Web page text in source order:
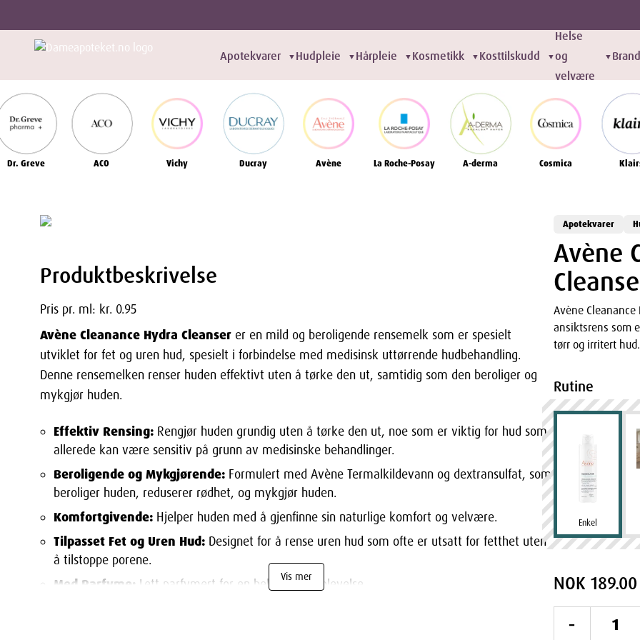
Apotekvarer ▼ Hudpleie ▼ Hårpleie ▼ Kosmetikk ▼ Kosttilskudd ▼
Helse
og
velvære
▼
Dr. Greve ACO Vichy Ducray Avène La Roche-Posay A-derma Cosmica
Produktbeskrivelse
Pris pr. ml: kr. 0.95
Avène Cleanance Hydra Cleanser er en mild og beroligende rensemelk som er spesielt
utviklet for fet og uren hud, spesielt i forbindelse med medisinsk uttørrende hudbehandling.
Denne rensemelken renser huden effektivt uten å tørke den ut, samtidig som den beroliger og
mykgjør huden.
Effektiv Rensing: Rengjør huden grundig uten å tørke den ut, noe som er viktig for hud som
allerede kan være sensitiv på grunn av medisinske behandlinger.
Beroligende og Mykgjørende: Formulert med Avène Termalkildevann og dextransulfat, som
beroliger huden, reduserer rødhet, og mykgjør huden.
Komfortgivende: Hjelper huden med å gjenfinne sin naturlige komfort og velvære.
Tilpasset Fet og Uren Hud: Designet for å rense uren hud som ofte er utsatt for fetthet uten
å tilstoppe porene.
Med Parfyme: Lett parfymert for en behagelig opplevelse.
Vis mer
Apotekvarer
Avène
Avène
ansiktsrens som
tørr og irritert hud.
Rutine
Enkel
NOK 189.00
-